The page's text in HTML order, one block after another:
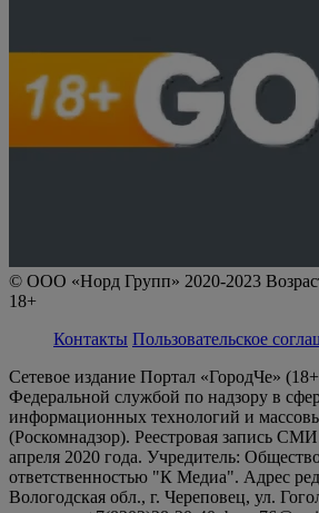
© ООО «Норд Групп» 2020-2023
18+
Контакты Пользовательское
Сетевое издание Портал «ГородЧе»
Федеральной службой по надзору в
информационных технологий и
(Роскомнадзор). Реестровая запись
апреля 2020 года. Учредитель:
ответственностью "К Медиа". Адрес
Вологодская обл., г. Череповец, ул.